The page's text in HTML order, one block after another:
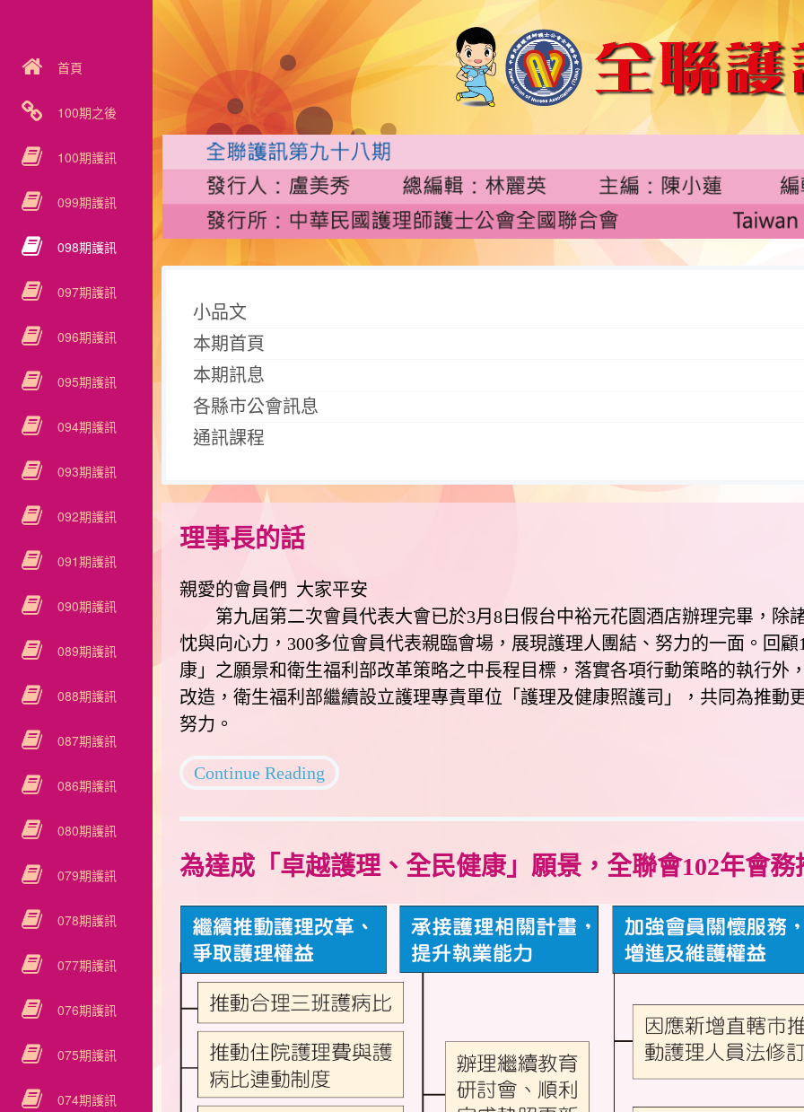
首頁
100期之後
100期護訊
099期護訊
098期護訊
097期護訊
096期護訊
095期護訊
094期護訊
093期護訊
092期護訊
091期護訊
090期護訊
089期護訊
088期護訊
087期護訊
086期護訊
080期護訊
079期護訊
078期護訊
077期護訊
076期護訊
075期護訊
074期護訊
小品文
本期首頁
本期訊息
各縣市公會訊息
通訊課程
理事長的話
親愛的會員們 大家平安
第九屆第二次會員代表大會已於3月8日假台中裕元花園酒店辦理完畢，除
忱與向心力，300多位會員代表親臨會場，展現護理人團結、努力的一面。回
康」之願景和衛生福利部改革策略之中長程目標，落實各項行動策略的執行外
改造，衛生福利部繼續設立護理專責單位「護理及健康照護司」，共同為推動
努力。
Continue Reading
為達成「卓越護理、全民健康」願景，全聯會102年會務